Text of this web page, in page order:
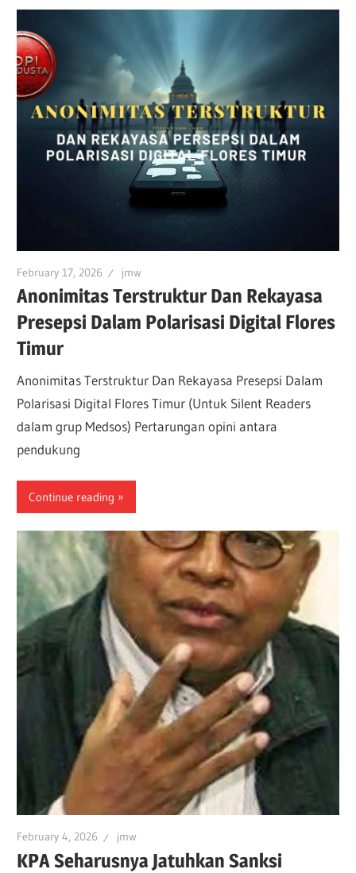
February 17, 2026 jmw
Anonimitas Terstruktur Dan Rekayasa
Presepsi Dalam Polarisasi Digital Flores
Timur
Anonimitas Terstruktur Dan Rekayasa Presepsi Dalam
Polarisasi Digital Flores Timur (Untuk Silent Readers
dalam grup Medsos) Pertarungan opini antara
pendukung
Continue reading
February 4, 2026 jmw
KPA Seharusnya Jatuhkan Sanksi